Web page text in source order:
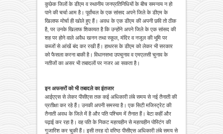
कुछेक जिलों के डीएम व स्थानीय जनप्रतिनिधियों के बीच समन्वय न हो
पाने की चर्चा आम है। पूर्वांचल के एक सांसद अपने जिले के डीएम के
खिलाफ मोर्चा ही खोले हुए हैं। अवध के एक डीएम की अपनी छवि तो ठीक
है, पर उनके खिलाफ शिकायत है कि उन्होंने अपने जिले के एक सांसद की
शह पर होने वाले अवैध खनन तथा स्कूल, मंदिर व नजूल की भूमि पर
कब्जों से आंखें बंद कर रखी हैं। हाथरस के डीएम को लेकर भी सरकार
को फैसला करना बाकी है। विधानसभा उपचुनाव व एमएलसी चुनाव के
नतीजों का असर भी तबादलों पर नजर आ सकता है।
इन अफसरों को भी तबादले का इंतजार
आईएएस से लेकर पीसीएस तक कई अधिकारी लंबे समय से नई तैनाती की
प्रतीक्षा कर रहे हैं। उनकी अपनी समस्या है। एक सिटी मजिस्ट्रेट की
तैनाती अवध के जिले में है और पति पश्चिम में तैनात हैं। बेटा कहीं और
पढ़ाई कर रहा है। वह पति के निकट महत्वहीन से महत्वहीन पोस्टिंग की
गुजारिश कर चुकी हैं। इसी तरह दो वरिष्ठ पीसीएस अधिकारी लंबे समय से